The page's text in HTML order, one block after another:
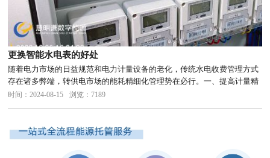
更换智能水电表的好处
随着电力市场的日益规范和电力计量设备的老化，传统水电收费管理方式
存在诸多弊端，转供电市场的能耗精细化管理势在必行。一、提高计量精
度和计费准确度精准计量：智能电表采用数字计量技术，能够精确计量电
时间：2024-08-15 浏览：7189